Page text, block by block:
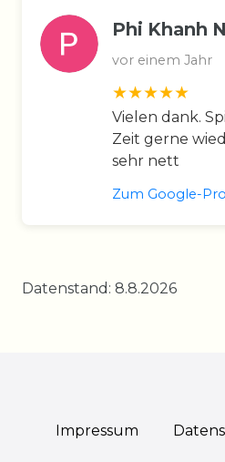
Phi Khanh
vor einem Jahr
Vielen dank.
Zeit gerne
sehr nett
Zum Google-
Datenstand: 8.8.2026
Impressum